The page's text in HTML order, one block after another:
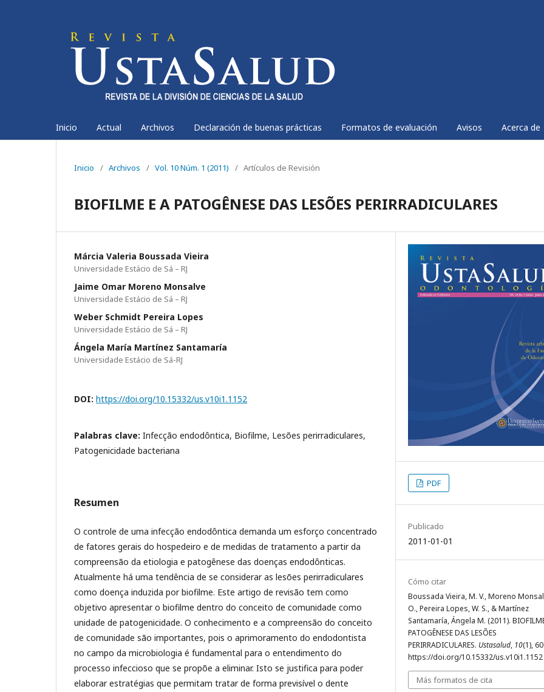
Inicio Actual Archivos Declaración de buenas prácticas Formatos de evaluación Avisos Acerca de
Inicio / Archivos / Vol. 10 Núm. 1 (2011) / Artículos de Revisión
BIOFILME E A PATOGÊNESE DAS LESÕES PERIRRADICULARES
Márcia Valeria Boussada Vieira
Universidade Estácio de Sá – RJ
Jaime Omar Moreno Monsalve
Universidade Estácio de Sá – RJ
Weber Schmidt Pereira Lopes
Universidade Estácio de Sá – RJ
Ángela María Martínez Santamaría
Universidade Estácio de Sá-RJ
DOI: https://doi.org/10.15332/us.v10i1.1152
Palabras clave: Infecção endodôntica, Biofilme, Lesões perirradiculares,
Patogenicidade bacteriana
Resumen
O controle de uma infecção endodôntica demanda um esforço concentrado
de fatores gerais do hospedeiro e de medidas de tratamento a partir da
compreensão da etiologia e patogênese das doenças endodônticas.
Atualmente há uma tendência de se considerar as lesões perirradiculares
como doença induzida por biofilme. Este artigo de revisão tem como
objetivo apresentar o biofilme dentro do conceito de comunidade como
unidade de patogenicidade. O conhecimento e a compreensão do conceito
de comunidade são importantes, pois o aprimoramento do endodontista
no campo da microbiologia é fundamental para o entendimento do
processo infeccioso que se propõe a eliminar. Isto se justifica para poder
elaborar estratégias que permitam tratar de forma previsível o dente
PDF
Publicado
2011-01-01
Cómo citar
Boussada Vieira, M. V., Moreno
O., Pereira Lopes, W. S., & Martínez
Santamaría, Ángela M. (2011).
PATOGÊNESE DAS LESÕES
PERIRRADICULARES. Ustasalud, 10(1),
https://doi.org/10.15332/us.v10i1.1152
Más formatos de cita